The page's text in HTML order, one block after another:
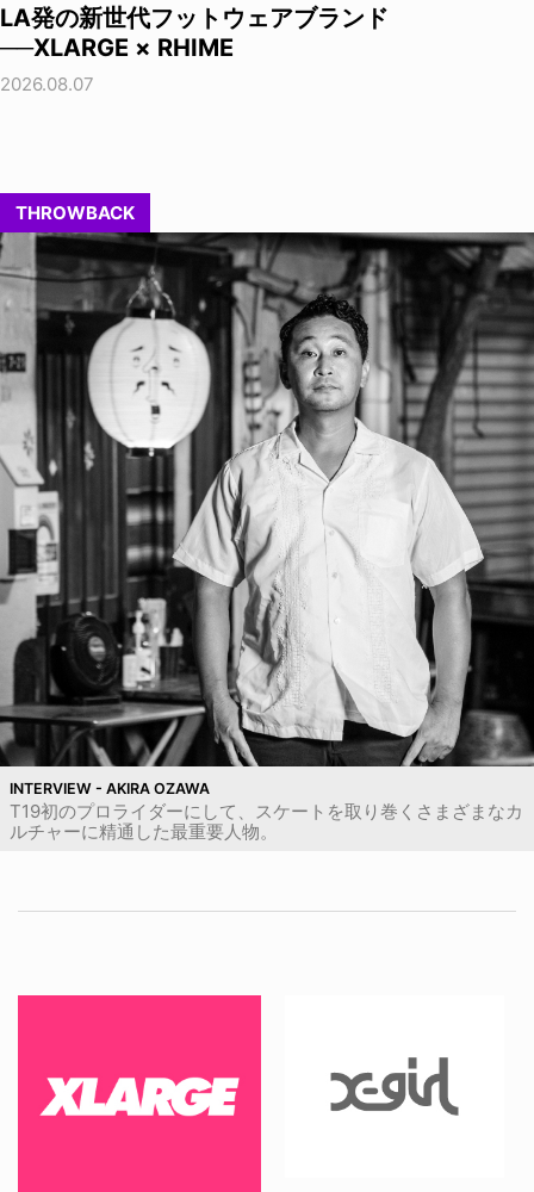
LA発の新世代フットウェアブランド
──XLARGE × RHIME
2026.08.07
THROWBACK
INTERVIEW - AKIRA OZAWA
T19初のプロライダーにして、スケートを取り巻くさまざまなカ
ルチャーに精通した最重要人物。